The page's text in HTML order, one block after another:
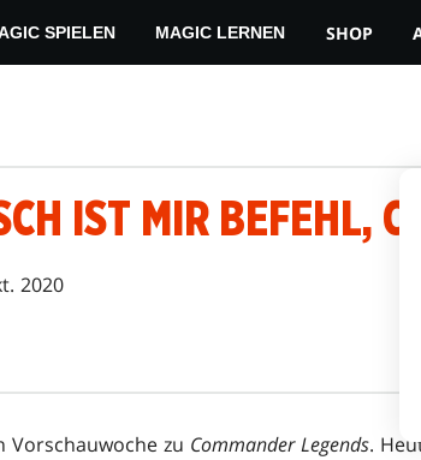
SPIELEN MAGIC LERNEN SHOP
IST MIR BEFEHL,
2020
Vorschauwoche zu Commander Legends.